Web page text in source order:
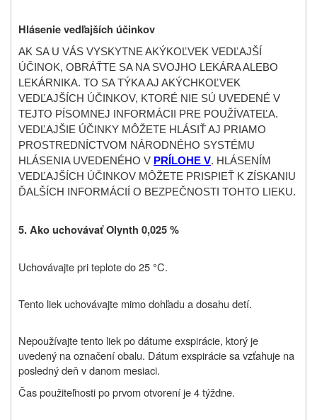
Hlásenie vedľajších účinkov
AK SA U VÁS VYSKYTNE AKÝKOĽVEK VEDĽAJŠÍ
ÚČINOK, OBRÁŤTE SA NA SVOJHO LEKÁRA ALEBO
LEKÁRNIKA. TO SA TÝKA AJ AKÝCHKOĽVEK
VEDĽAJŠÍCH ÚČINKOV, KTORÉ NIE SÚ UVEDENÉ V
TEJTO PÍSOMNEJ INFORMÁCII PRE POUŽÍVATEĽA.
VEDĽAJŠIE ÚČINKY MÔŽETE HLÁSIŤ AJ PRIAMO
PROSTREDNÍCTVOM NÁRODNÉHO SYSTÉMU
HLÁSENIA UVEDENÉHO V PRÍLOHE V. HLÁSENÍM
VEDĽAJŠÍCH ÚČINKOV MÔŽETE PRISPIEŤ K ZÍSKANIU
ĎALŠÍCH INFORMÁCIÍ O BEZPEČNOSTI TOHTO LIEKU.
5. Ako uchovávať Olynth 0,025 %
Uchovávajte pri teplote do 25 °C.
Tento liek uchovávajte mimo dohľadu a dosahu detí.
Nepoužívajte tento liek po dátume exspirácie, ktorý je
uvedený na označení obalu. Dátum exspirácie sa vzťahuje na
posledný deň v danom mesiaci.
Čas použiteľnosti po prvom otvorení je 4 týždne.